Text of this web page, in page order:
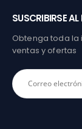
SUSCRIBIRSE
Obtenga toda la
ventas y ofertas